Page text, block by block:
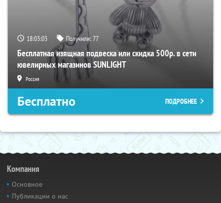
18:03:03 Получили:77
Бесплатная изящная подвеска или скидка 500р. в сети
ювелирных магазинов SUNLIGHT
Россия
Бесплатно ПОДРОБНЕЕ
Компания
Основное
Публикации о нас